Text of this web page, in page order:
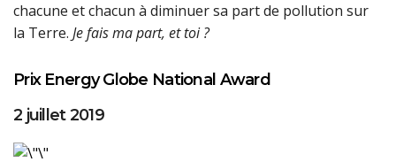
chacune et chacun à diminuer sa part de pollution sur
la Terre. Je fais ma part, et toi ?
Prix Energy Globe National Award
2 juillet 2019